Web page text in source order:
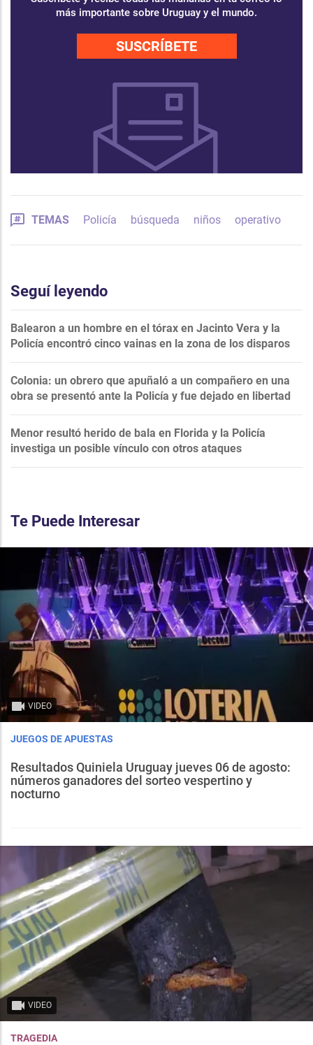
más importante sobre Uruguay y el mundo.
SUSCRÍBETE
TEMAS Policía búsqueda niños operativo
Seguí leyendo
Balearon a un hombre en el tórax en Jacinto Vera y la
Policía encontró cinco vainas en la zona de los disparos
Colonia: un obrero que apuñaló a un compañero en una
obra se presentó ante la Policía y fue dejado en libertad
Menor resultó herido de bala en Florida y la Policía
investiga un posible vínculo con otros ataques
Te Puede Interesar
VIDEO
JUEGOS DE APUESTAS
Resultados Quiniela Uruguay jueves 06 de agosto:
números ganadores del sorteo vespertino y
nocturno
VIDEO
TRAGEDIA